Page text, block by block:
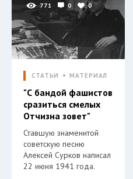
771 0 0
СТАТЬИ МАТЕРИАЛ
"С бандой фашистов
сразиться смелых
Отчизна зовет"
Ставшую знаменитой
советскую песню
Алексей Сурков написал
22 июня 1941 года.